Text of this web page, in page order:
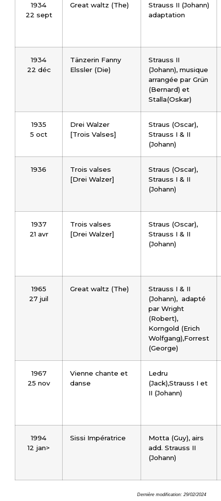
1934
22 sept
Great waltz (The)
Strauss II (Johann)
adaptation
1934
22 déc
Tänzerin Fanny
Elssler (Die)
Strauss II
(Johann), musique
arrangée par Grün
(Bernard) et
Stalla(Oskar)
1935
5 oct
Drei Walzer
[Trois Valses]
Straus (Oscar),
Strauss I & II
(Johann)
1936
Trois valses
[Drei Walzer]
Straus (Oscar),
Strauss I & II
(Johann)
1937
21 avr
Trois valses
[Drei Walzer]
Straus (Oscar),
Strauss I & II
(Johann)
1965
27 juil
Great waltz (The)
Strauss I & II
(Johann), adapté
par Wright
(Robert),
Korngold (Erich
Wolfgang),Forrest
(George)
1967
25 nov
Vienne chante et
danse
Ledru
(Jack),Strauss I et
II (Johann)
1994
12 jan>
Sissi Impératrice
Motta (Guy), airs
add. Strauss II
(Johann)
Dernière modification: 29/02/2024